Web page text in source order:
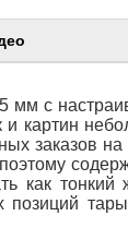
мм с
и картин
заказов
как тонкий
позиций